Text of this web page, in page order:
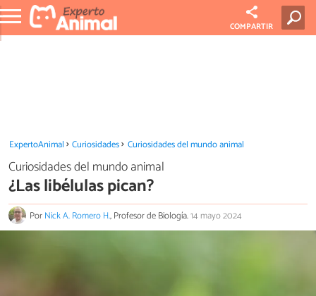
COMPARTIR
ExpertoAnimal Curiosidades Curiosidades del mundo animal
Curiosidades del mundo animal
¿Las libélulas pican?
PorNick A. Romero H., Profesor de Biología.14 mayo 2024